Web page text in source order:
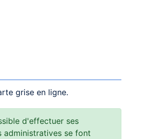
grise en ligne.
d'effectuer ses
administratives se font